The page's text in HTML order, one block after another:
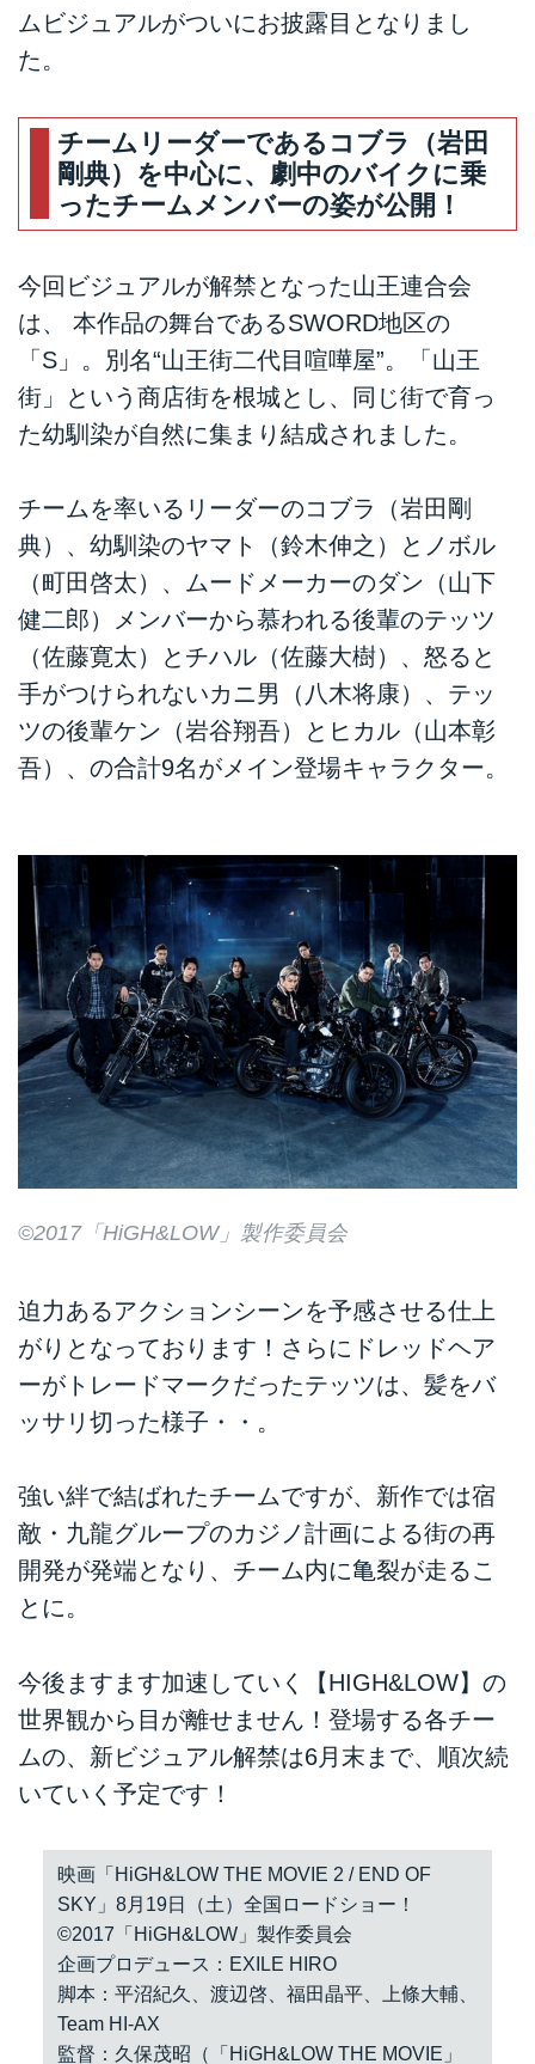
ムビジュアルがついにお披露目となりまし
た。
チームリーダーであるコブラ（岩田
剛典）を中心に、劇中のバイクに乗
ったチームメンバーの姿が公開！
今回ビジュアルが解禁となった山王連合会
は、 本作品の舞台であるSWORD地区の
「S」。別名“山王街二代目喧嘩屋”。「山王
街」という商店街を根城とし、同じ街で育っ
た幼馴染が自然に集まり結成されました。
チームを率いるリーダーのコブラ（岩田剛
典）、幼馴染のヤマト（鈴木伸之）とノボル
（町田啓太）、ムードメーカーのダン（山下
健二郎）メンバーから慕われる後輩のテッツ
（佐藤寛太）とチハル（佐藤大樹）、怒ると
手がつけられないカニ男（八木将康）、テッ
ツの後輩ケン（岩谷翔吾）とヒカル（山本彰
吾）、の合計9名がメイン登場キャラクター。
©2017「HiGH&LOW」製作委員会
迫力あるアクションシーンを予感させる仕上
がりとなっております！さらにドレッドヘア
ーがトレードマークだったテッツは、髪をバ
ッサリ切った様子・・。
強い絆で結ばれたチームですが、新作では宿
敵・九龍グループのカジノ計画による街の再
開発が発端となり、チーム内に亀裂が走るこ
とに。
今後ますます加速していく【HIGH&LOW】の
世界観から目が離せません！登場する各チー
ムの、新ビジュアル解禁は6月末まで、順次続
いていく予定です！
映画「HiGH&LOW THE MOVIE 2 / END OF
SKY」8月19日（土）全国ロードショー！
©2017「HiGH&LOW」製作委員会
企画プロデュース：EXILE HIRO
脚本：平沼紀久、渡辺啓、福田晶平、上條大輔、
Team HI-AX
監督：久保茂昭（「HiGH&LOW THE MOVIE」